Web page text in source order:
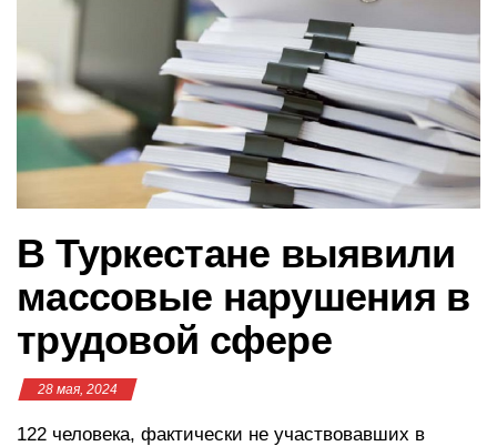
ю
В Туркестане выявили
массовые нарушения в
трудовой сфере
28 мая, 2024
122 человека, фактически не участвовавших в